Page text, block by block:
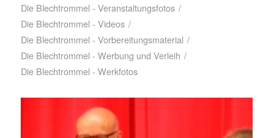
Die Blechtrommel - Veranstaltungsfotos /
Die Blechtrommel - Videos /
Die Blechtrommel - Vorbereitungsmaterial /
Die Blechtrommel - Werbung und Verleih /
Die Blechtrommel - Werkfotos